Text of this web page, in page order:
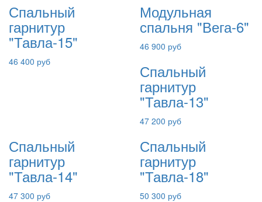
Спальный
гарнитур
"Тавла-15"
46 400 руб
Модульная
спальня "Вега-6"
46 900 руб
Спальный
гарнитур
"Тавла-13"
47 200 руб
Спальный
гарнитур
"Тавла-14"
47 300 руб
Спальный
гарнитур
"Тавла-18"
50 300 руб